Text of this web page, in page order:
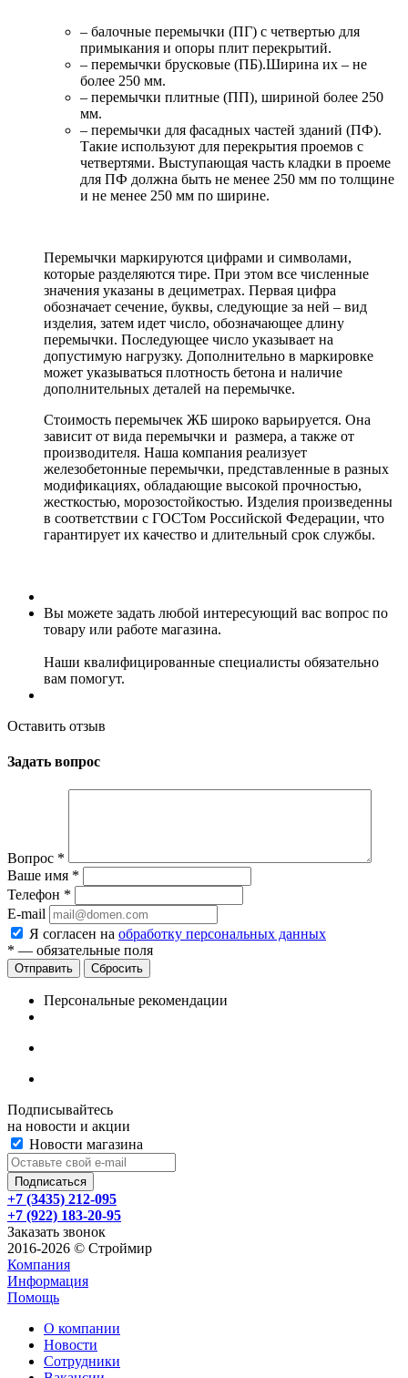
– балочные перемычки (ПГ) с четвертью для
примыкания и опоры плит перекрытий.
– перемычки брусковые (ПБ).Ширина их – не
более 250 мм.
– перемычки плитные (ПП), шириной более 250
мм.
– перемычки для фасадных частей зданий (ПФ).
Такие используют для перекрытия проемов с
четвертями. Выступающая часть кладки в проеме
для ПФ должна быть не менее 250 мм по толщине
и не менее 250 мм по ширине.
Перемычки маркируются цифрами и символами,
которые разделяются тире. При этом все численные
значения указаны в дециметрах. Первая цифра
обозначает сечение, буквы, следующие за ней – вид
изделия, затем идет число, обозначающее длину
перемычки. Последующее число указывает на
допустимую нагрузку. Дополнительно в маркировке
может указываться плотность бетона и наличие
дополнительных деталей на перемычке.
Стоимость перемычек ЖБ широко варьируется. Она
зависит от вида перемычки и размера, а также от
производителя. Наша компания реализует
железобетонные перемычки, представленные в разных
модификациях, обладающие высокой прочностью,
жесткостью, морозостойкостью. Изделия произведенны
в соответствии с ГОСТом Российской Федерации, что
гарантирует их качество и длительный срок службы.
Вы можете задать любой интересующий вас вопрос по
товару или работе магазина.
Наши квалифицированные специалисты обязательно
вам помогут.
Оставить отзыв
Задать вопрос
Вопрос *
Ваше имя *
Телефон *
E-mail
Я согласен на обработку персональных данных
* — обязательные поля
Сбросить
Персональные рекомендации
Подписывайтесь
на новости и акции
Новости магазина
+7 (3435) 212-095
+7 (922) 183-20-95
Заказать звонок
2016-2026 © Строймир
Компания
Информация
Помощь
О компании
Новости
Сотрудники